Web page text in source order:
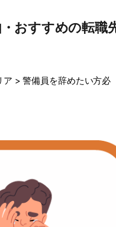
おすすめの転職
ア >警備員を辞めたい方必